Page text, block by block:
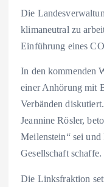
Die
klimaneutral zu
Einführung eines
In den kommenden
einer Anhörung mit
Verbänden
Jeannine Rösler,
Meilenstein“ sei
Gesellschaft schaffe.
Die Linksfraktion